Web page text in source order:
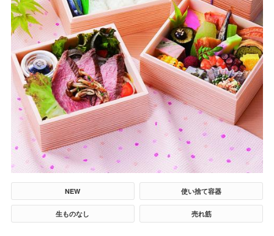
NEW 使い捨て容器
生ものなし 売れ筋